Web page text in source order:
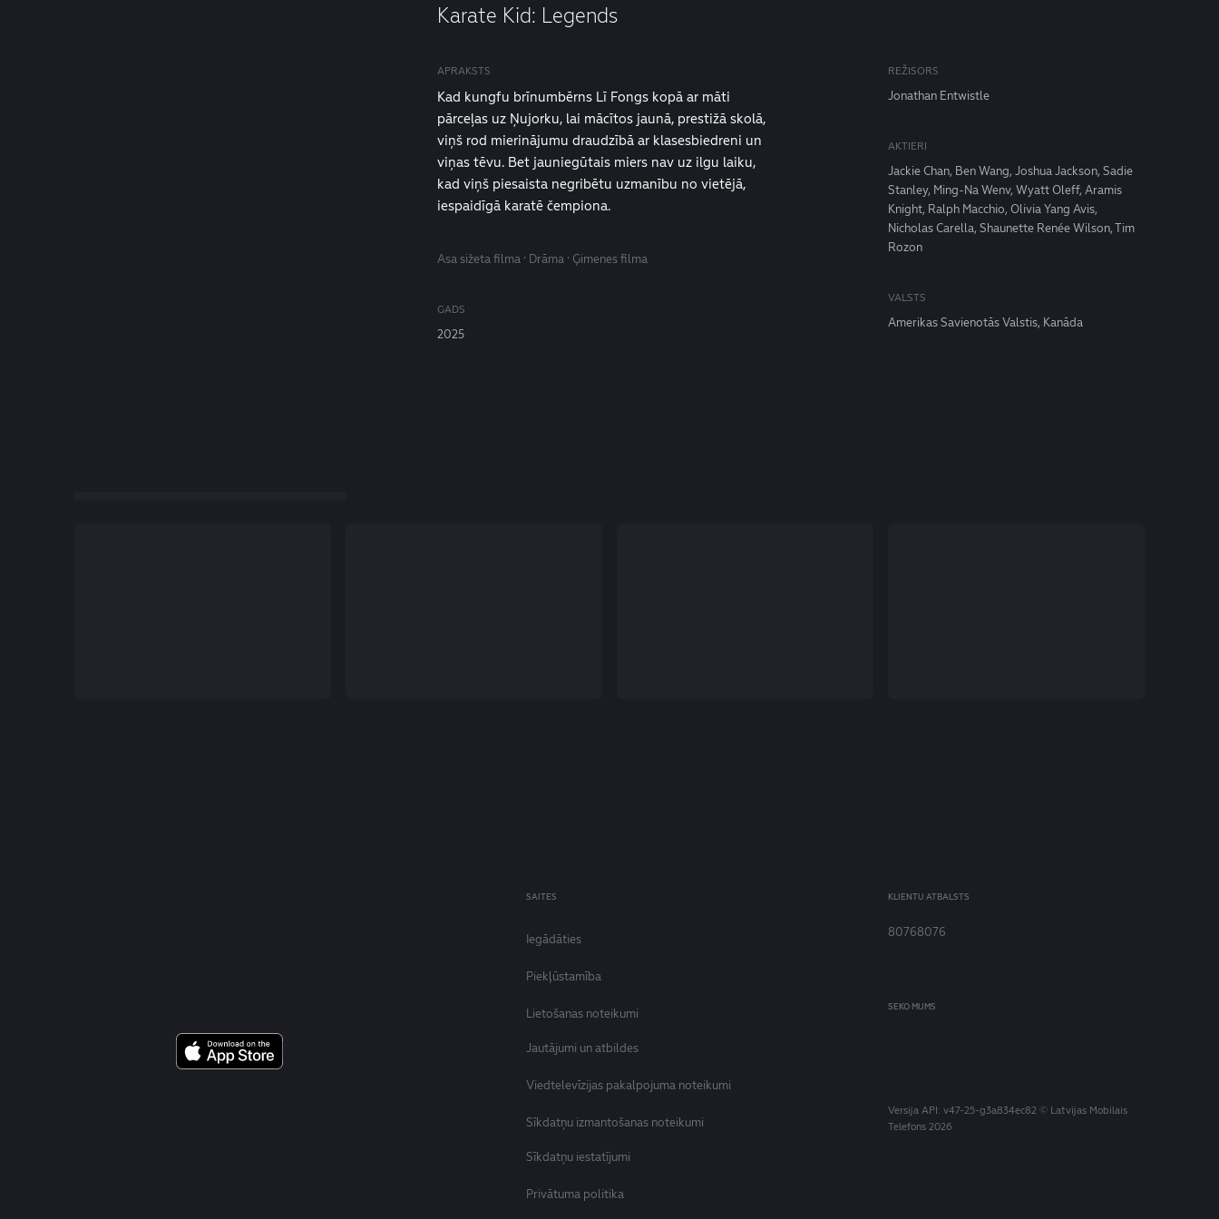
Karate Kid: Legends
APRAKSTS
Kad kungfu brīnumbērns Lī Fongs kopā ar māti
pārceļas uz Ņujorku, lai mācītos jaunā, prestižā skolā,
viņš rod mierinājumu draudzībā ar klasesbiedreni un
viņas tēvu. Bet jauniegūtais miers nav uz ilgu laiku,
kad viņš piesaista negribētu uzmanību no vietējā,
iespaidīgā karatē čempiona.
Asa sižeta filma · Drāma · Ģimenes filma
GADS
2025
REŽISORS
Jonathan Entwistle
AKTIERI
Jackie Chan, Ben Wang, Joshua Jackson, Sadie
Stanley, Ming-Na Wenv, Wyatt Oleff, Aramis
Knight, Ralph Macchio, Olivia Yang Avis,
Nicholas Carella, Shaunette Renée Wilson, Tim
Rozon
VALSTS
Amerikas Savienotās Valstis, Kanāda
SAITES
Iegādāties
Piekļūstamība
Lietošanas noteikumi
Jautājumi un atbildes
Viedtelevīzijas pakalpojuma noteikumi
Sīkdatņu izmantošanas noteikumi
Sīkdatņu iestatījumi
Privātuma politika
KLIENTU ATBALSTS
80768076
SEKO MUMS
Versija API: v47-25-g3a834ec82© Latvijas Mobilais
Telefons 2026